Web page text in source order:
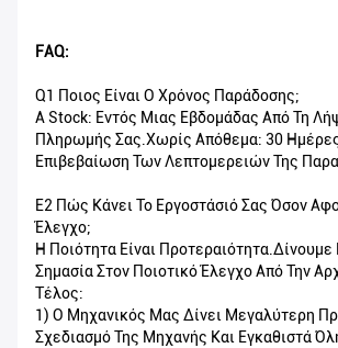
FAQ:
Q1 Ποιος Είναι Ο Χρόνος Παράδοσης;
A Stock: Εντός Μιας Εβδομάδας Από Τη
Πληρωμής Σας.Χωρίς Απόθεμα: 30
Επιβεβαίωση Των Λεπτομερειών Της
Ε2 Πώς Κάνει Το Εργοστάσιό Σας Όσον
Έλεγχο;
Η Ποιότητα Είναι
Σημασία Στον Ποιοτικό Έλεγχο Από Την
Τέλος:
1) Ο Μηχανικός Μας Δίνει Μεγαλύτερη
Σχεδιασμό Της Μηχανής Και Εγκαθιστά